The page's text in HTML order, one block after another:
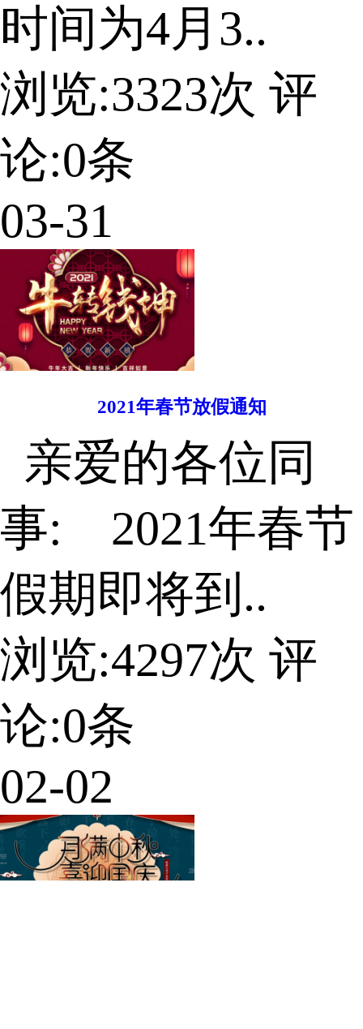
时间为4月3..
浏览:3323次 评
论:0条
03-31
2021年春节放假通知
亲爱的各位同
事: 2021年春节
假期即将到..
浏览:4297次 评
论:0条
02-02